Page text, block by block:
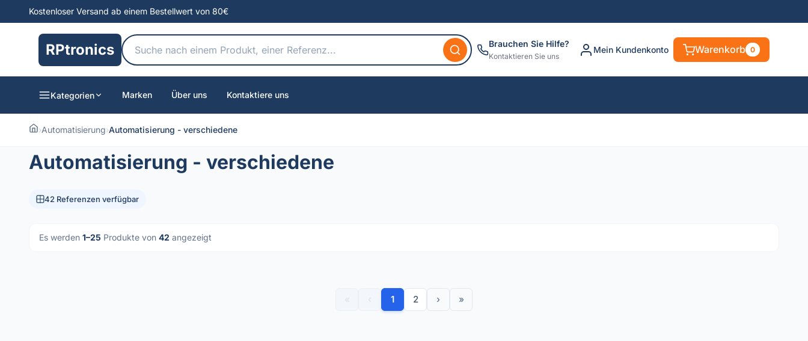
Kostenloser Versand ab einem Bestellwert von 80€
RPtronics Brauchen Sie Hilfe?
Kontaktieren Sie uns
Mein Kundenkonto Warenkorb 0
Kategorien Marken Über uns Kontaktiere uns
›Automatisierung›Automatisierung - verschiedene
Automatisierung - verschiedene
42 Referenzen verfügbar
Es werden 1–25 Produkte von 42 angezeigt
1 2 › »